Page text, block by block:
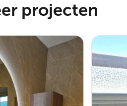
projecten